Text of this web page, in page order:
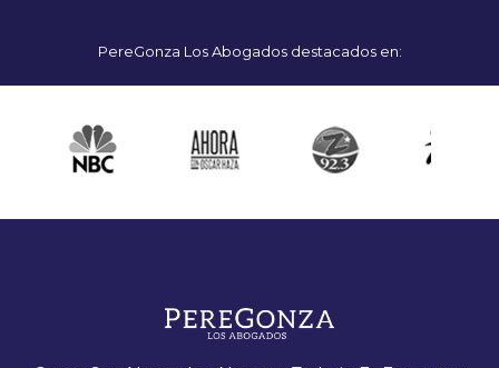
PereGonza Los Abogados destacados en: